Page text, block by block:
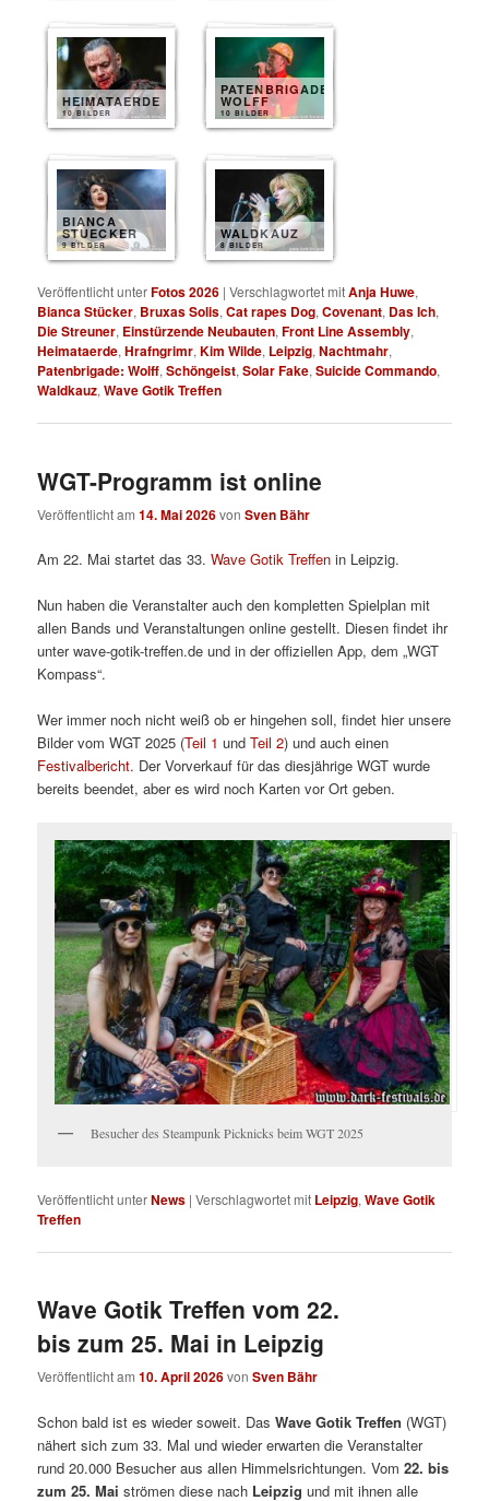
HEIMATAERDE
10 BILDER
PATENBRIGADE
WOLFF
10 BILDER
BIANCA
STUECKER
9 BILDER
WALDKAUZ
8 BILDER
Veröffentlicht unterFotos 2026 |Verschlagwortet mitAnja Huwe,
Bianca Stücker, Bruxas Solis,Cat rapes Dog,Covenant, Das Ich,
Die Streuner, Einstürzende Neubauten,Front Line Assembly,
Heimataerde,Hrafngrimr,Kim Wilde, Leipzig,Nachtmahr,
Patenbrigade: Wolff,Schöngeist,Solar Fake,Suicide Commando,
Waldkauz,Wave Gotik Treffen
WGT-Programm ist online
Veröffentlicht am14. Mai 2026vonSven Bähr
Am 22. Mai startet das 33.Wave Gotik Treffen in Leipzig.
Nun haben die Veranstalter auch den kompletten Spielplan mit
allen Bands und Veranstaltungen online gestellt. Diesen findet ihr
unter wave-gotik-treffen.de und in der offiziellen App, dem „WGT
Kompass“.
Wer immer noch nicht weiß ob er hingehen soll, findet hier unsere
Bilder vom WGT 2025 (Teil 1 undTeil 2) und auch einen
Festivalbericht. Der Vorverkauf für das diesjährige WGT wurde
bereits beendet, aber es wird noch Karten vor Ort geben.
Besucher des Steampunk Picknicks beim WGT 2025
Veröffentlicht unterNews |Verschlagwortet mit Leipzig,Wave Gotik
Treffen
Wave Gotik Treffen vom 22.
bis zum 25. Mai in Leipzig
Veröffentlicht am10. April 2026vonSven Bähr
Schon bald ist es wieder soweit. DasWave Gotik Treffen (WGT)
nähert sich zum 33. Mal und wieder erwarten die Veranstalter
rund 20.000 Besucher aus allen Himmelsrichtungen. Vom22. bis
zum 25. Mai strömen diese nach Leipzig und mit ihnen alle